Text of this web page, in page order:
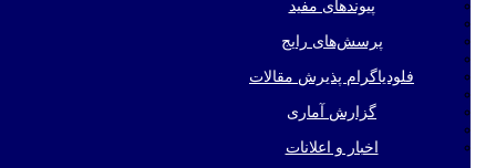
پیوندهای مفید
پرسش‌های رایج
فلودیاگرام پذیرش مقالات
گزارش آماری
اخبار و اعلانات